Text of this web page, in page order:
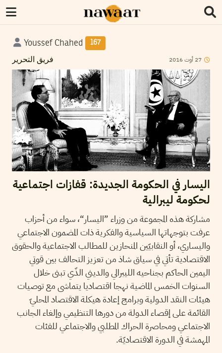
Youssef Chahed 167
فريق التحرير 27 أوت2016
اليسار في الحكومة الجديدة: قفازات اجتماعية
لحكومة ليبرالية
مشاركة هذه المجموعة من وزراء ”اليسار“، سواء من أحزاب
عرفت بتوجهاتها السياسية والفكرية ذات المضمون الاجتماعي
واليساري، أو النقابيّين المنحازين للمطالب الاجتماعية والحقوق
الاقتصادية تأتي في سياق شاذ من تعزيز التحالف بين قوتي
اليمين الحاكم بجناحيه الليبرالي والديني الذّي تبنى خلال
السنوات الخمس الماضية نهجا اقتصاديا يتماشى مع توصيات
هيئات النقد الدولية وبرامج إعادة هيكلة الاقتصاد المحليّ
القائمة على إقصاء الدولة من دورها التنظيمي وإلغاء الجانب
الاجتماعي ومحاصرة الحراك المطلبي والاجتماعي للفئات
المهمشة في الدورة الاقتصاديّة.